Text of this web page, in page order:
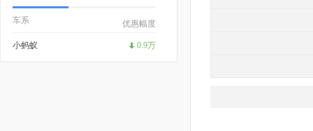
车系 优惠幅度
小蚂蚁 0.9万